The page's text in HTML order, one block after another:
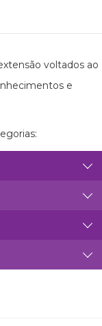
voltados ao
e